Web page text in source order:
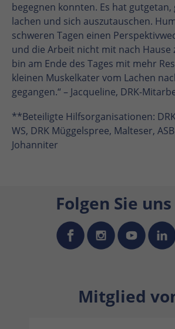
begegnen konnten. Es hat gutgetan,
lachen und sich auszutauschen.
schweren Tagen einen
und die Arbeit nicht mit nach Hause
bin am Ende des Tages mit mehr
kleinen Muskelkater vom Lachen
gegangen.“ – Jacqueline, DRK-
**Beteiligte Hilfsorganisationen:
WS, DRK Müggelspree, Malteser,
Johanniter
Folgen Sie
Mitglied